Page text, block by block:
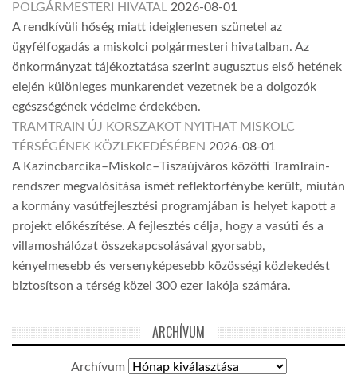
POLGÁRMESTERI HIVATAL 2026-08-01
A rendkívüli hőség miatt ideiglenesen szünetel az
ügyfélfogadás a miskolci polgármesteri hivatalban. Az
önkormányzat tájékoztatása szerint augusztus első hetének
elején különleges munkarendet vezetnek be a dolgozók
egészségének védelme érdekében.
TRAMTRAIN ÚJ KORSZAKOT NYITHAT MISKOLC
TÉRSÉGÉNEK KÖZLEKEDÉSÉBEN 2026-08-01
A Kazincbarcika–Miskolc–Tiszaújváros közötti TramTrain-
rendszer megvalósítása ismét reflektorfénybe került, miután
a kormány vasútfejlesztési programjában is helyet kapott a
projekt előkészítése. A fejlesztés célja, hogy a vasúti és a
villamoshálózat összekapcsolásával gyorsabb,
kényelmesebb és versenyképesebb közösségi közlekedést
biztosítson a térség közel 300 ezer lakója számára.
ARCHÍVUM
Archívum